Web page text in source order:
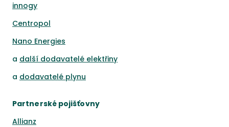
innogy
Centropol
Nano Energies
a další dodavatelé elektřiny
a dodavatelé plynu
Partnerské pojišťovny
Allianz